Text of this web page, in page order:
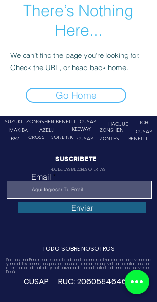
There’s Nothing
Here...
We can’t find the page you’re looking for.
Check the URL, or head back home.
Go Home
SUZUKI
ZONGSHEN
MAKIBA
AZELLI
BENELLI
CUSAP
KEEWAY
B52
CROSS SONLINK CUSAP
HAOJUE
JCH
ZONSHEN
ZONTES
CUSAP
BENELLI
SUSCRIBETE
RECIBE LAS MEJORES OFERTAS
Email
Enviar
TODO SOBRE NOSOTROS
Somos Una Empresa especializado en la comercialización de toda variedad
y modelos de motos, poseemos una tienda física y virtual. contamos con
información detallada y actualizada de toda la oferta de motos nuevas en
Perú.
CUSAP RUC:20605846468